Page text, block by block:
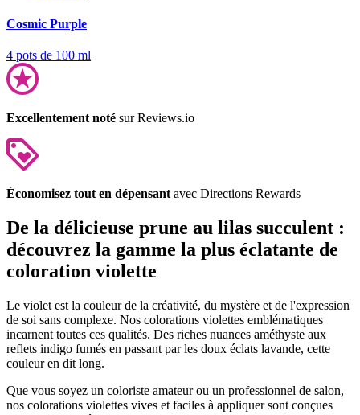
Cosmic Purple
4 pots de 100 ml
Excellentement noté sur Reviews.io
Économisez tout en dépensantavec Directions Rewards
De la délicieuse prune au lilas succulent :
découvrez la gamme la plus éclatante de
coloration violette
Le violet est la couleur de la créativité, du mystère et de l'expression
de soi sans complexe. Nos colorations violettes emblématiques
incarnent toutes ces qualités. Des riches nuances améthyste aux
reflets indigo fumés en passant par les doux éclats lavande, cette
couleur en dit long.
Que vous soyez un coloriste amateur ou un professionnel de salon,
nos colorations violettes vives et faciles à appliquer sont conçues